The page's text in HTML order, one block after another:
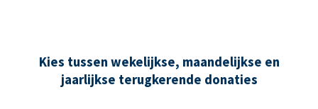
Kies tussen wekelijkse, maandelijkse en
jaarlijkse terugkerende donaties